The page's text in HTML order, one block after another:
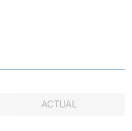
ACTUAL